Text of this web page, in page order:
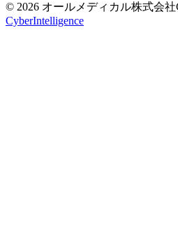
© 2026 オールメディカル株式会社
CyberIntelligence